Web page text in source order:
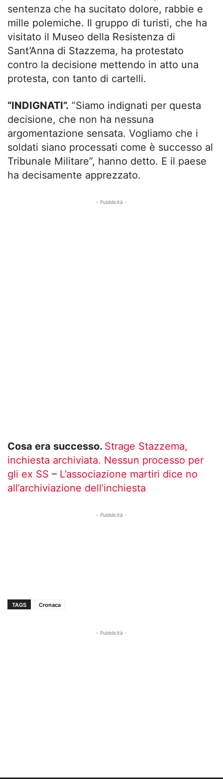
sentenza che ha sucitato dolore, rabbie e
mille polemiche. Il gruppo di turisti, che ha
visitato il Museo della Resistenza di
Sant’Anna di Stazzema, ha protestato
contro la decisione mettendo in atto una
protesta, con tanto di cartelli.
“INDIGNATI”. ”Siamo indignati per questa
decisione, che non ha nessuna
argomentazione sensata. Vogliamo che i
soldati siano processati come è successo al
Tribunale Militare”, hanno detto. E il paese
ha decisamente apprezzato.
- Pubblicità -
Cosa era successo. Strage Stazzema,
inchiesta archiviata. Nessun processo per
gli ex SS – L’associazione martiri dice no
all’archiviazione dell’inchiesta
- Pubblicità -
TAGS Cronaca
- Pubblicità -